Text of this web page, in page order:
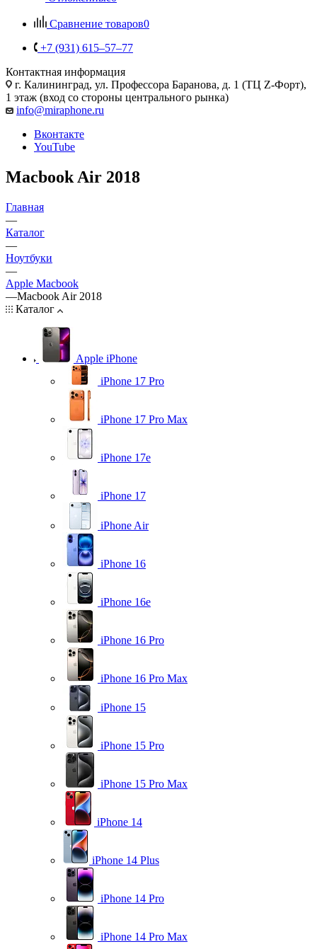
Сравнение товаров0
+7 (931) 615‒57‒77
Контактная информация
г. Калининград, ул. Профессора Баранова, д. 1 (ТЦ Z-Форт),
1 этаж (вход со стороны центрального рынка)
info@miraphone.ru
Вконтакте
YouTube
Macbook Air 2018
Главная
—
Каталог
—
Ноутбуки
—
Apple Macbook
—Macbook Air 2018
Каталог
Apple iPhone
iPhone 17 Pro
iPhone 17 Pro Max
iPhone 17e
iPhone 17
iPhone Air
iPhone 16
iPhone 16e
iPhone 16 Pro
iPhone 16 Pro Max
iPhone 15
iPhone 15 Pro
iPhone 15 Pro Max
iPhone 14
iPhone 14 Plus
iPhone 14 Pro
iPhone 14 Pro Max